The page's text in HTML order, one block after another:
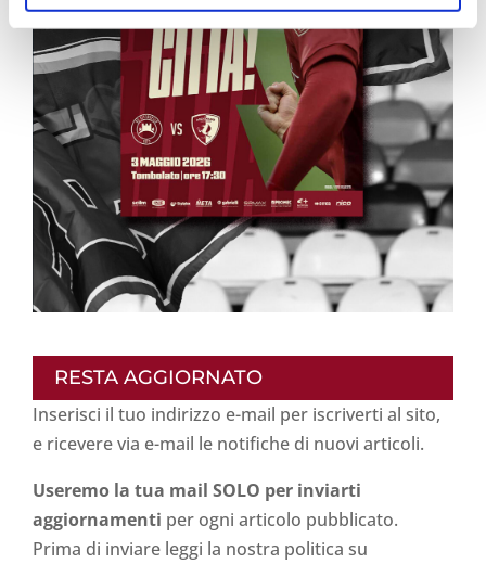
RESTA AGGIORNATO
Inserisci il tuo indirizzo e-mail per iscriverti al sito,
e ricevere via e-mail le notifiche di nuovi articoli.
Useremo la tua mail SOLO per inviarti
aggiornamenti per ogni articolo pubblicato.
Prima di inviare leggi la nostra politica su